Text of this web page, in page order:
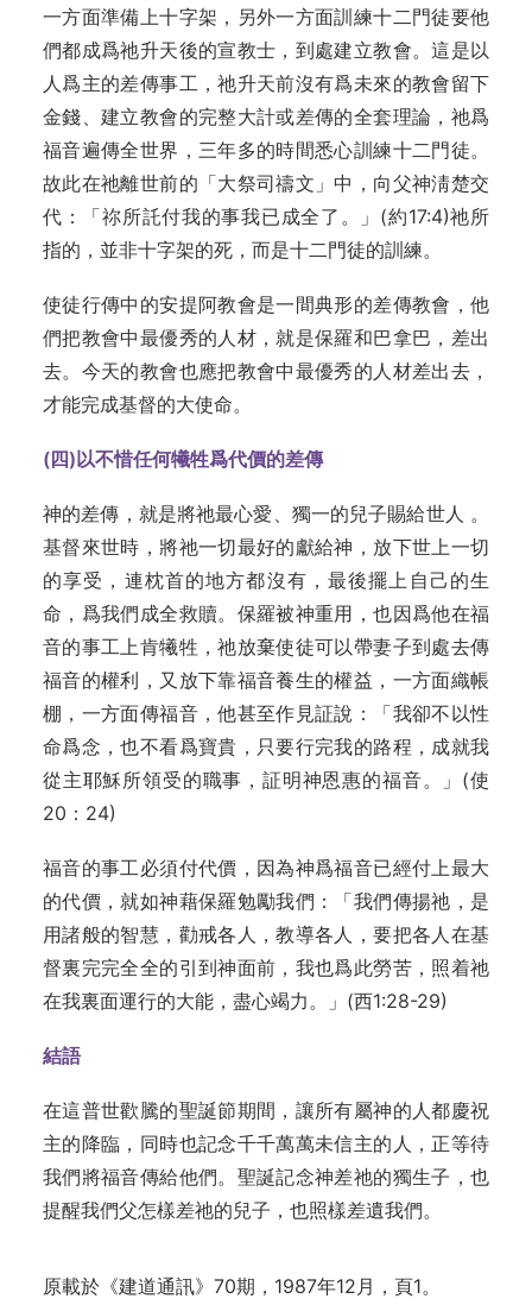
一方面準備上十字架，另外一方面訓練十二門徒要他
們都成爲祂升天後的宣教士，到處建立教會。這是以
人爲主的差傳事工，祂升天前沒有爲未來的教會留下
金錢、建立教會的完整大計或差傳的全套理論，祂爲
福音遍傳全世界，三年多的時間悉心訓練十二門徒。
故此在祂離世前的「大祭司禱文」中，向父神淸楚交
代：「祢所託付我的事我已成全了。」(約17:4)祂所
指的，並非十字架的死，而是十二門徒的訓練。
使徒行傳中的安提阿教會是一間典形的差傳教會，他
們把教會中最優秀的人材，就是保羅和巴拿巴，差出
去。今天的教會也應把教會中最優秀的人材差出去，
才能完成基督的大使命。
(四)以不惜任何犧牲爲代價的差傳
神的差傳，就是將祂最心愛、獨一的兒子賜給世人 。
基督來世時，將祂一切最好的獻給神，放下世上一切
的享受，連枕首的地方都沒有，最後擺上自己的生
命，爲我們成全救贖。保羅被神重用，也因爲他在福
音的事工上肯犧牲，祂放棄使徒可以帶妻子到處去傳
福音的權利，又放下靠福音養生的權益，一方面織帳
棚，一方面傳福音，他甚至作見証說：「我卻不以性
命爲念，也不看爲寶貴，只要行完我的路程，成就我
從主耶穌所領受的職事，証明神恩惠的福音。」(使
20：24)
福音的事工必須付代價，因為神爲福音已經付上最大
的代價，就如神藉保羅勉勵我們：「我們傳揚祂，是
用諸般的智慧，勸戒各人，教導各人，要把各人在基
督裏完完全全的引到神面前，我也爲此勞苦，照着祂
在我裏面運行的大能，盡心竭力。」(西1:28-29)
結語
在這普世歡騰的聖誕節期間，讓所有屬神的人都慶祝
主的降臨，同時也記念千千萬萬未信主的人，正等待
我們將福音傳給他們。聖誕記念神差祂的獨生子，也
提醒我們父怎樣差祂的兒子，也照樣差遺我們。
原載於《建道通訊》70期，1987年12月，頁1。